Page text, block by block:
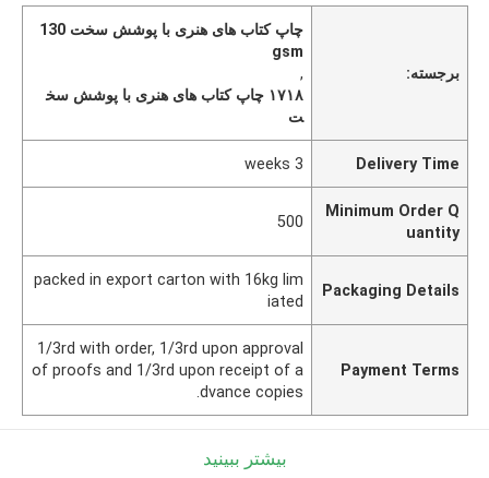
برجسته:
چاپ کتاب های هنری با پوشش سخت 130
gsm
,
۱۷۱۸ چاپ کتاب های هنری با پوشش سخ
ت
Delivery Time
3 weeks
Minimum Order Q
uantity
500
Packaging Details
packed in export carton with 16kg lim
iated
Payment Terms
1/3rd with order, 1/3rd upon approval
of proofs and 1/3rd upon receipt of a
dvance copies.
بیشتر ببینید